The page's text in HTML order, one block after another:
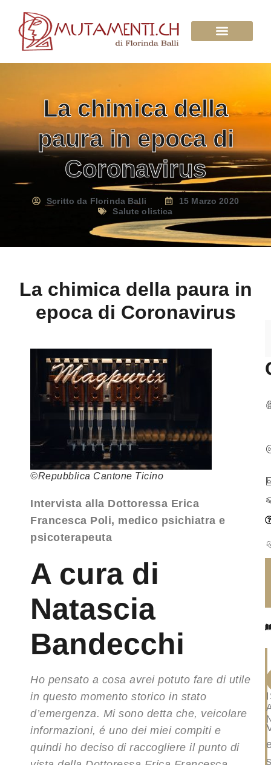
La chimica della
paura in epoca di
Coronavirus
Scritto da Florinda Balli
15 Marzo 2020
Salute olistica
La chimica della paura in
epoca di Coronavirus
©Repubblica Cantone Ticino
Intervista alla Dottoressa Erica
Francesca Poli, medico psichiatra e
psicoterapeuta
A cura di
Natascia
Bandecchi
Ho pensato a cosa avrei potuto fare di utile
in questo momento storico in stato
d’emergenza. Mi sono detta che, veicolare
informazioni, é uno dei miei compiti e
quindi ho deciso di raccogliere il punto di